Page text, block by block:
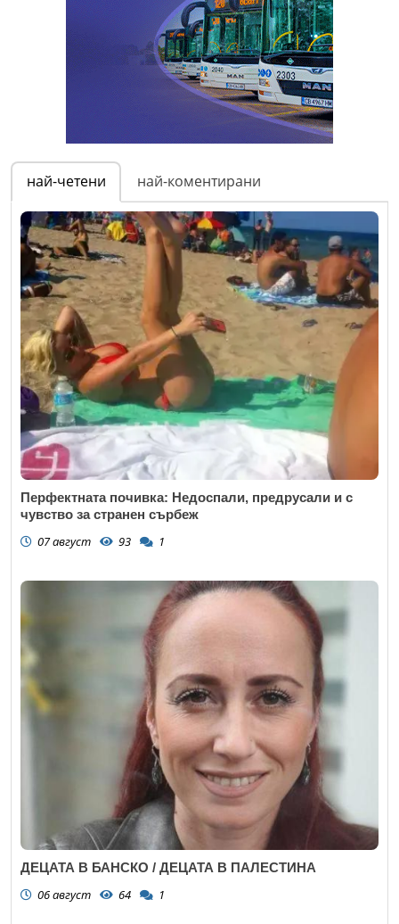
най-четени най-коментирани
Перфектната почивка: Недоспали, предрусали и с
чувство за странен сърбеж
07 август 93 1
ДЕЦАТА В БАНСКО / ДЕЦАТА В ПАЛЕСТИНА
06 август 64 1